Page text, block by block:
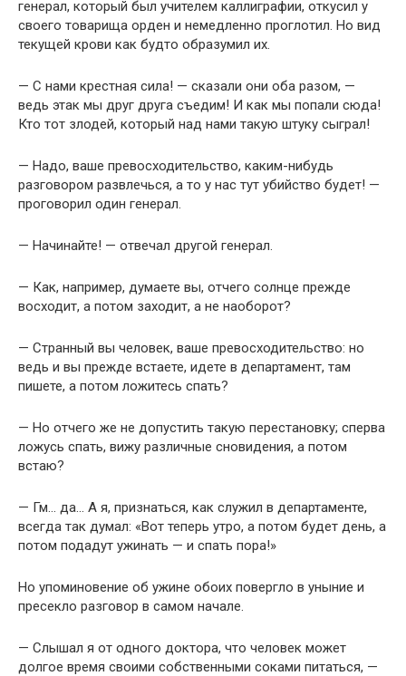
генерал, который был учителем каллиграфии, откусил у
своего товарища орден и немедленно проглотил. Но вид
текущей крови как будто образумил их.
— С нами крестная сила! — сказали они оба разом, —
ведь этак мы друг друга съедим! И как мы попали сюда!
Кто тот злодей, который над нами такую штуку сыграл!
— Надо, ваше превосходительство, каким-нибудь
разговором развлечься, а то у нас тут убийство будет! —
проговорил один генерал.
— Начинайте! — отвечал другой генерал.
— Как, например, думаете вы, отчего солнце прежде
восходит, а потом заходит, а не наоборот?
— Странный вы человек, ваше превосходительство: но
ведь и вы прежде встаете, идете в департамент, там
пишете, а потом ложитесь спать?
— Но отчего же не допустить такую перестановку; сперва
ложусь спать, вижу различные сновидения, а потом
встаю?
— Гм… да… А я, признаться, как служил в департаменте,
всегда так думал: «Вот теперь утро, а потом будет день, а
потом подадут ужинать — и спать пора!»
Но упоминовение об ужине обоих повергло в уныние и
пресекло разговор в самом начале.
— Слышал я от одного доктора, что человек может
долгое время своими собственными соками питаться, —